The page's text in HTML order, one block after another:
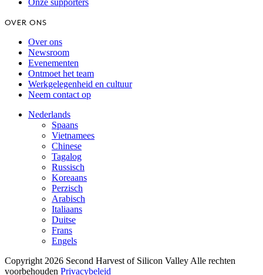
OVER ONS
Over ons
Newsroom
Evenementen
Ontmoet het team
Werkgelegenheid en cultuur
Neem contact op
Nederlands
Spaans
Vietnamees
Chinese
Tagalog
Russisch
Koreaans
Perzisch
Arabisch
Italiaans
Duitse
Frans
Engels
Copyright 2026 Second Harvest of Silicon Valley Alle rechten
voorbehouden Privacybeleid